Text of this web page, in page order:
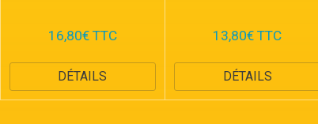
16,80€ TTC
DÉTAILS
13,80€ TTC
DÉTAILS